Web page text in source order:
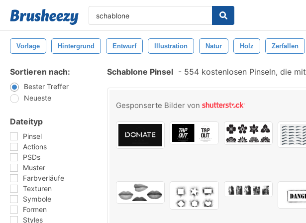
Vorlage Hintergrund Entwurf Illustration Natur Holz Zerfallen
Sortieren nach:
Bester Treffer
Neueste
Dateityp
Pinsel
Actions
PSDs
Muster
Farbverläufe
Texturen
Symbole
Formen
Styles
Schablone Pinsel - 554 kostenlosen Pinseln, die mit
Gesponserte Bilder von